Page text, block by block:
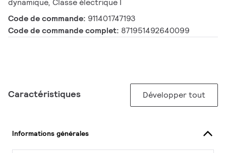
dynamique, Classe électrique I
Code de commande: 911401747193
Code de commande complet: 871951492640099
Caractéristiques Développer tout
Informations générales